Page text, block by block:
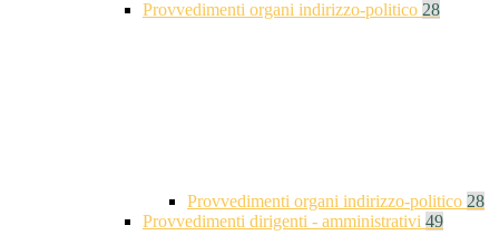
Provvedimenti organi indirizzo-politico 28
Provvedimenti organi indirizzo-politico 28
Provvedimenti dirigenti - amministrativi 49